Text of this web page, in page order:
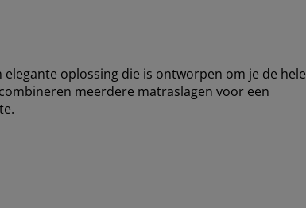
elegante oplossing die is ontworpen om je de hele
meerdere matraslagen voor een